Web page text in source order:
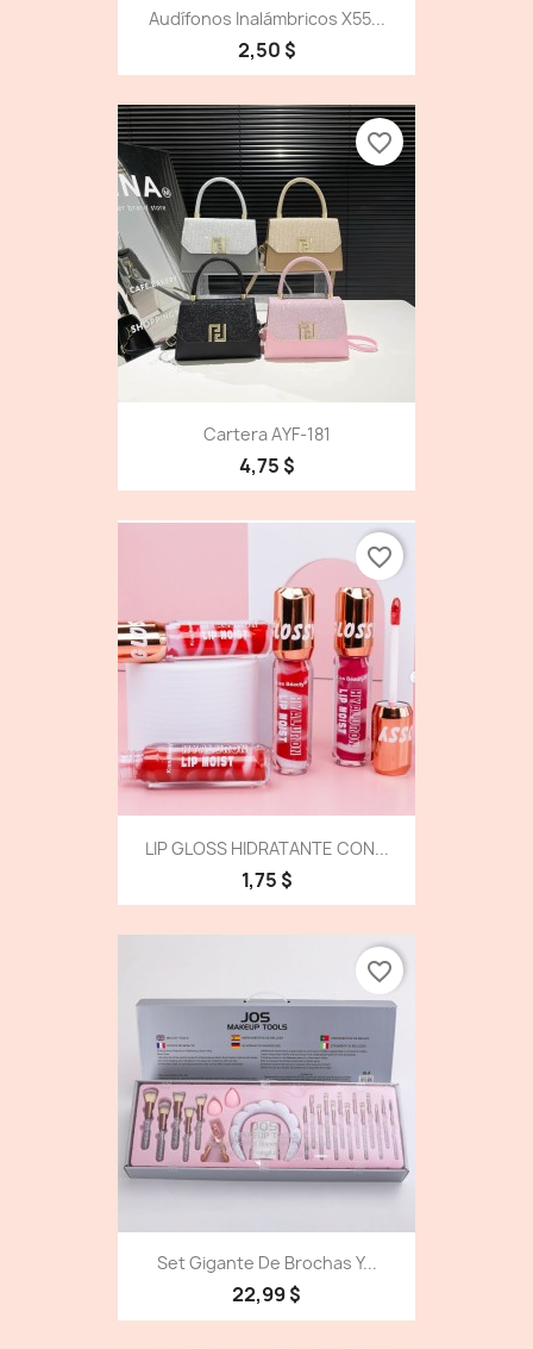
Audífonos Inalámbricos X55...
2,50 $
Cartera AYF-181
4,75 $
favorite_border
LIP GLOSS HIDRATANTE CON...
1,75 $
favorite_border
Set Gigante De Brochas Y...
22,99 $
favorite_border